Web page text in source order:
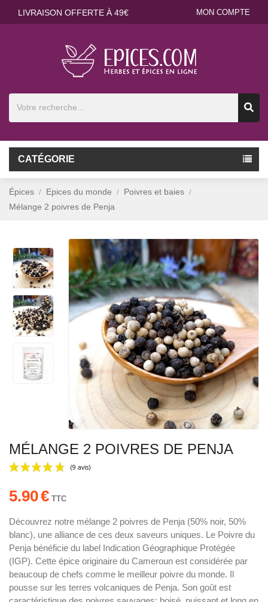
LIVRAISON OFFERTE À 49€ MON COMPTE
CATÉGORIE
Épices Epices du monde
Poivres et baies
Mélange 2 poivres de Penja
MÉLANGE 2 POIVRES DE PENJA
(9 avis)
5.90€ TTC
Découvrez notre mélange 2 poivres de Penja (50% noir, 50%
blanc), une alliance de ces deux saveurs uniques. Le Poivre du
Penja bénéficie du label Indication Géographique Protégée
(IGP). Cette épice originaire du Cameroun est considérée par
beaucoup de chefs comme le meilleur poivre du monde. Il
pousse sur les terres volcaniques de Penja. Son goût est